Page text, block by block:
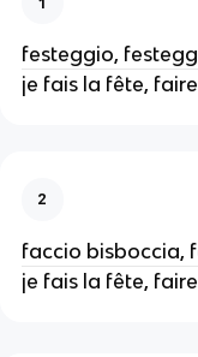
festeggio,
je fais la fête,
2
faccio bisboccia,
je fais la fête,